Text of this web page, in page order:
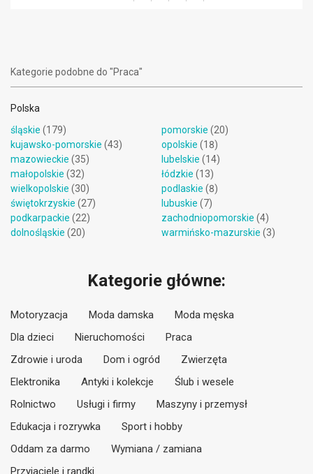
Kategorie podobne do "Praca"
Polska
śląskie (179)
kujawsko-pomorskie (43)
mazowieckie (35)
małopolskie (32)
wielkopolskie (30)
świętokrzyskie (27)
podkarpackie (22)
dolnośląskie (20)
pomorskie (20)
opolskie (18)
lubelskie (14)
łódzkie (13)
podlaskie (8)
lubuskie (7)
zachodniopomorskie (4)
warmińsko-mazurskie (3)
Kategorie główne:
Motoryzacja Moda damska
Moda męska
Dla dzieci
Nieruchomości
Praca
Zdrowie i uroda
Dom i ogród
Zwierzęta
Elektronika
Antyki i kolekcje
Ślub i wesele
Rolnictwo
Usługi i firmy
Maszyny i przemysł
Edukacja i rozrywka
Sport i hobby
Oddam za darmo
Wymiana / zamiana
Przyjaciele i randki